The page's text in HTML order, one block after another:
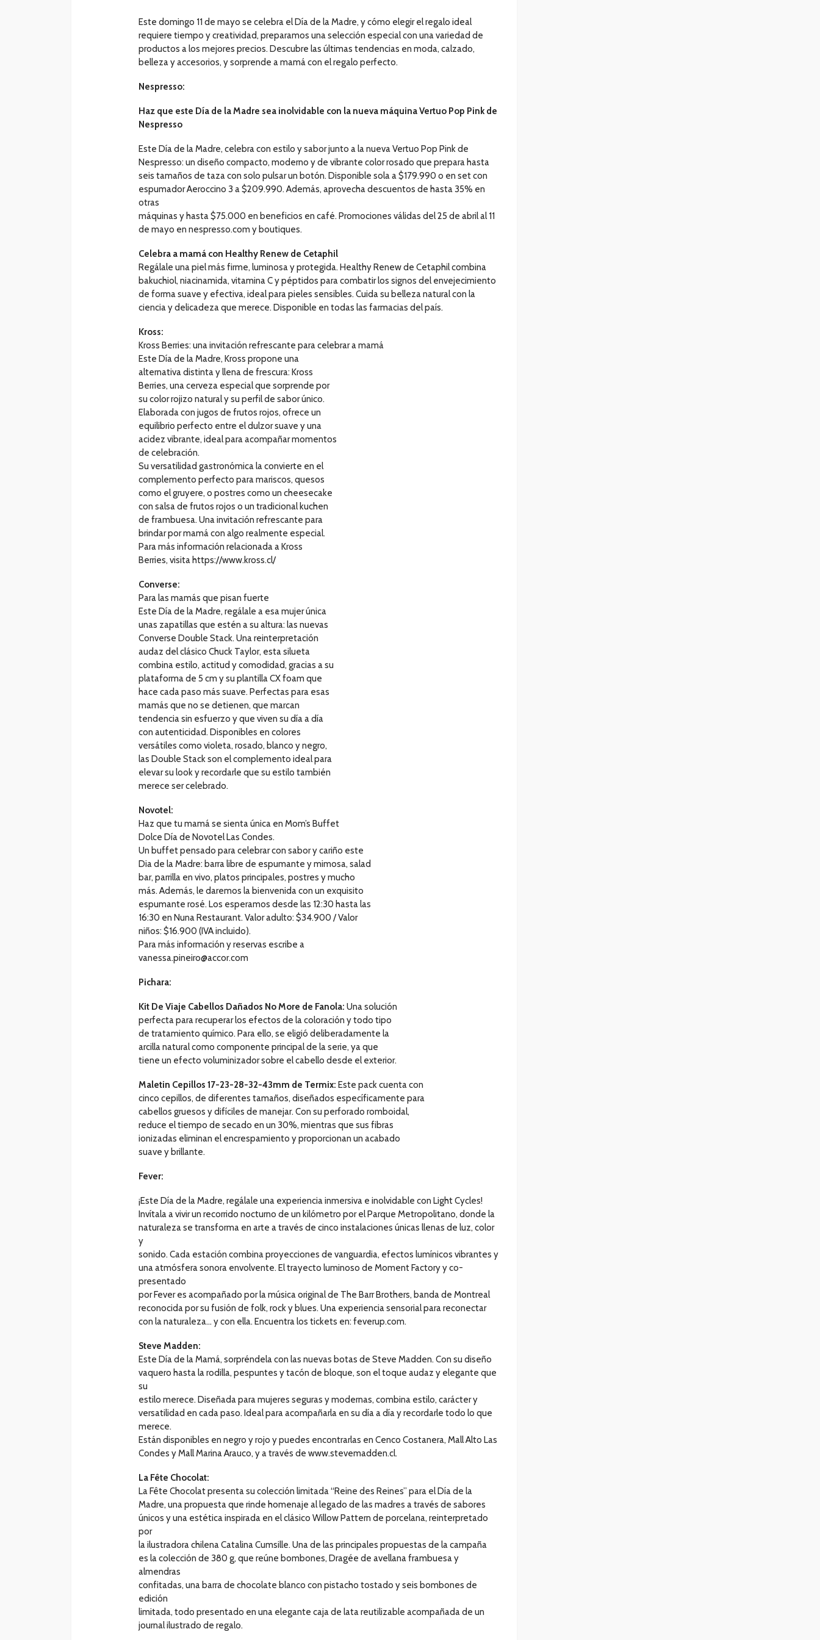
Este domingo 11 de mayo se celebra el Día de la Madre, y cómo elegir el regalo ideal
requiere tiempo y creatividad, preparamos una selección especial con una variedad de
productos a los mejores precios. Descubre las últimas tendencias en moda, calzado,
belleza y accesorios, y sorprende a mamá con el regalo perfecto.
Nespresso:
Haz que este Día de la Madre sea inolvidable con la nueva máquina Vertuo Pop Pink de
Nespresso
Este Día de la Madre, celebra con estilo y sabor junto a la nueva Vertuo Pop Pink de
Nespresso: un diseño compacto, moderno y de vibrante color rosado que prepara hasta
seis tamaños de taza con solo pulsar un botón. Disponible sola a $179.990 o en set con
espumador Aeroccino 3 a $209.990. Además, aprovecha descuentos de hasta 35% en
otras
máquinas y hasta $75.000 en beneficios en café. Promociones válidas del 25 de abril al 11
de mayo en nespresso.com y boutiques.
Celebra a mamá con Healthy Renew de Cetaphil
Regálale una piel más firme, luminosa y protegida. Healthy Renew de Cetaphil combina
bakuchiol, niacinamida, vitamina C y péptidos para combatir los signos del envejecimiento
de forma suave y efectiva, ideal para pieles sensibles. Cuida su belleza natural con la
ciencia y delicadeza que merece. Disponible en todas las farmacias del país.
Kross:
Kross Berries: una invitación refrescante para celebrar a mamá
Este Día de la Madre, Kross propone una
alternativa distinta y llena de frescura: Kross
Berries, una cerveza especial que sorprende por
su color rojizo natural y su perfil de sabor único.
Elaborada con jugos de frutos rojos, ofrece un
equilibrio perfecto entre el dulzor suave y una
acidez vibrante, ideal para acompañar momentos
de celebración.
Su versatilidad gastronómica la convierte en el
complemento perfecto para mariscos, quesos
como el gruyere, o postres como un cheesecake
con salsa de frutos rojos o un tradicional kuchen
de frambuesa. Una invitación refrescante para
brindar por mamá con algo realmente especial.
Para más información relacionada a Kross
Berries, visita https://www.kross.cl/
Converse:
Para las mamás que pisan fuerte
Este Día de la Madre, regálale a esa mujer única
unas zapatillas que estén a su altura: las nuevas
Converse Double Stack. Una reinterpretación
audaz del clásico Chuck Taylor, esta silueta
combina estilo, actitud y comodidad, gracias a su
plataforma de 5 cm y su plantilla CX foam que
hace cada paso más suave. Perfectas para esas
mamás que no se detienen, que marcan
tendencia sin esfuerzo y que viven su día a día
con autenticidad. Disponibles en colores
versátiles como violeta, rosado, blanco y negro,
las Double Stack son el complemento ideal para
elevar su look y recordarle que su estilo también
merece ser celebrado.
Novotel:
Haz que tu mamá se sienta única en Mom’s Buffet
Dolce Día de Novotel Las Condes.
Un buffet pensado para celebrar con sabor y cariño este
Dia de la Madre: barra libre de espumante y mimosa, salad
bar, parrilla en vivo, platos principales, postres y mucho
más. Además, le daremos la bienvenida con un exquisito
espumante rosé. Los esperamos desde las 12:30 hasta las
16:30 en Nuna Restaurant. Valor adulto: $34.900 / Valor
niños: $16.900 (IVA incluido).
Para más información y reservas escribe a
vanessa.pineiro@accor.com
Pichara:
Kit De Viaje Cabellos Dañados No More de Fanola: Una solución
perfecta para recuperar los efectos de la coloración y todo tipo
de tratamiento químico. Para ello, se eligió deliberadamente la
arcilla natural como componente principal de la serie, ya que
tiene un efecto voluminizador sobre el cabello desde el exterior.
Maletin Cepillos 17-23-28-32-43mm de Termix: Este pack cuenta con
cinco cepillos, de diferentes tamaños, diseñados específicamente para
cabellos gruesos y difíciles de manejar. Con su perforado romboidal,
reduce el tiempo de secado en un 30%, mientras que sus fibras
ionizadas eliminan el encrespamiento y proporcionan un acabado
suave y brillante.
Fever:
¡Este Día de la Madre, regálale una experiencia inmersiva e inolvidable con Light Cycles!
Invítala a vivir un recorrido nocturno de un kilómetro por el Parque Metropolitano, donde la
naturaleza se transforma en arte a través de cinco instalaciones únicas llenas de luz, color
y
sonido. Cada estación combina proyecciones de vanguardia, efectos lumínicos vibrantes y
una atmósfera sonora envolvente. El trayecto luminoso de Moment Factory y co-
presentado
por Fever es acompañado por la música original de The Barr Brothers, banda de Montreal
reconocida por su fusión de folk, rock y blues. Una experiencia sensorial para reconectar
con la naturaleza… y con ella. Encuentra los tickets en: feverup.com.
Steve Madden:
Este Día de la Mamá, sorpréndela con las nuevas botas de Steve Madden. Con su diseño
vaquero hasta la rodilla, pespuntes y tacón de bloque, son el toque audaz y elegante que
su
estilo merece. Diseñada para mujeres seguras y modernas, combina estilo, carácter y
versatilidad en cada paso. Ideal para acompañarla en su día a día y recordarle todo lo que
merece.
Están disponibles en negro y rojo y puedes encontrarlas en Cenco Costanera, Mall Alto Las
Condes y Mall Marina Arauco, y a través de www.stevemadden.cl.
La Fête Chocolat:
La Fête Chocolat presenta su colección limitada “Reine des Reines” para el Día de la
Madre, una propuesta que rinde homenaje al legado de las madres a través de sabores
únicos y una estética inspirada en el clásico Willow Pattern de porcelana, reinterpretado
por
la ilustradora chilena Catalina Cumsille. Una de las principales propuestas de la campaña
es la colección de 380 g, que reúne bombones, Dragée de avellana frambuesa y
almendras
confitadas, una barra de chocolate blanco con pistacho tostado y seis bombones de
edición
limitada, todo presentado en una elegante caja de lata reutilizable acompañada de un
journal ilustrado de regalo.